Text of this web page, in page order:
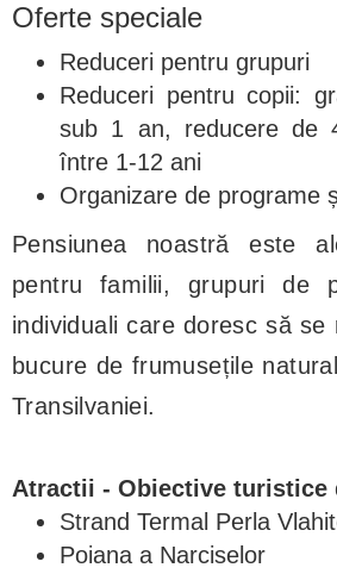
Oferte speciale
Reduceri pentru grupuri
Reduceri pentru copii:
sub 1 an, reducere de
între 1-12 ani
Organizare de programe
Pensiunea noastră este
pentru familii, grupuri de
individuali care doresc să se
bucure de frumusețile
Transilvaniei.
Atractii - Obiective turistice
Strand Termal Perla
Poiana a Narciselor